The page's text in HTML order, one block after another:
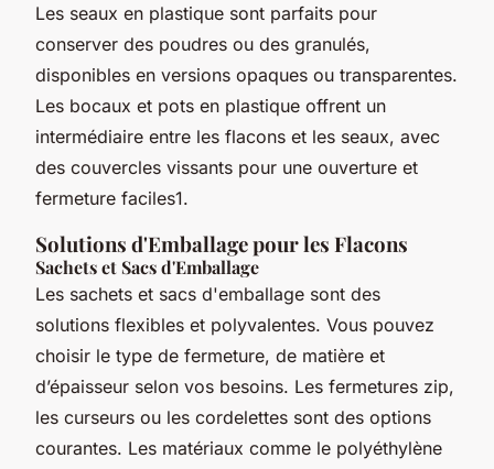
Les seaux en plastique sont parfaits pour
conserver des poudres ou des granulés,
disponibles en versions opaques ou transparentes.
Les bocaux et pots en plastique offrent un
intermédiaire entre les flacons et les seaux, avec
des couvercles vissants pour une ouverture et
fermeture faciles1.
Solutions d'Emballage pour les Flacons
Sachets et Sacs d'Emballage
Les sachets et sacs d'emballage sont des
solutions flexibles et polyvalentes. Vous pouvez
choisir le type de fermeture, de matière et
d’épaisseur selon vos besoins. Les fermetures zip,
les curseurs ou les cordelettes sont des options
courantes. Les matériaux comme le polyéthylène